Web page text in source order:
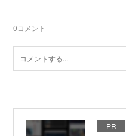
0コメント
PR